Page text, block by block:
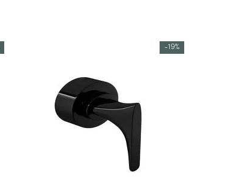
-19%
COMPRAR AGORA